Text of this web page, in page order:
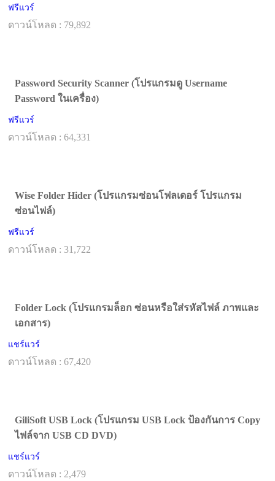
ฟรีแวร์
ดาวน์โหลด : 79,892
Password Security Scanner (โปรแกรมดู Username
Password ในเครื่อง)
ฟรีแวร์
ดาวน์โหลด : 64,331
Wise Folder Hider (โปรแกรมซ่อนโฟลเดอร์ โปรแกรม
ซ่อนไฟล์)
ฟรีแวร์
ดาวน์โหลด : 31,722
Folder Lock (โปรแกรมล็อก ซ่อนหรือใส่รหัสไฟล์ ภาพและ
เอกสาร)
แชร์แวร์
ดาวน์โหลด : 67,420
GiliSoft USB Lock (โปรแกรม USB Lock ป้องกันการ Copy
ไฟล์จาก USB CD DVD)
แชร์แวร์
ดาวน์โหลด : 2,479